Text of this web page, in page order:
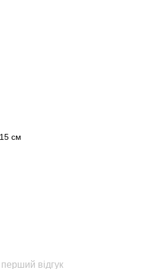
см
відгук